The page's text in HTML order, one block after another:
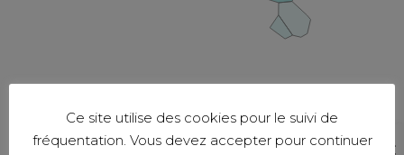
Ce site utilise des cookies pour le suivi de
fréquentation. Vous devez accepter pour continuer